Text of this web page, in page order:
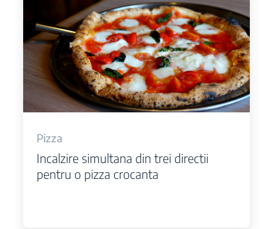
Pizza
Incalzire simultana din trei directii
pentru o pizza crocanta